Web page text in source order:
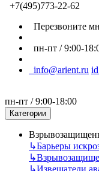
+7(495)773-22-62
Перезвоните
пн-пт / 9:00-
info@arient.ru
пн-пт / 9:00-18:00
Категории
↳Барьеры
↳
↳Извещатели